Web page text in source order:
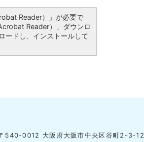
Reader）」が必要で
Reader）」ダウンロ
ードし、インストールして
540-0012 大阪府大阪市中央区谷町2-3-12